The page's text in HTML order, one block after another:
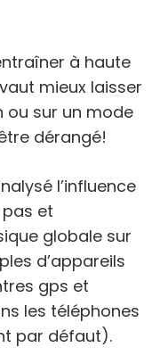
à haute
mieux laisser
ou sur un mode
dérangé!
l’influence
et
globale sur
d’appareils
gps et
les téléphones
par défaut).